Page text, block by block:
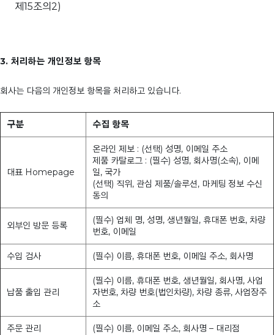
제15조의2)
3. 처리하는 개인정보 항목
회사는 다음의 개인정보 항목을 처리하고 있습니다.
구분 수집 항목
대표 Homepage
온라인 제보 : (선택) 성명, 이메일 주소
제품 카탈로그 : (필수) 성명, 회사명(소속), 이메
일, 국가
(선택) 직위, 관심 제품/솔루션, 마케팅 정보 수신
동의
외부인 방문 등록
(필수) 업체 명, 성명, 생년월일, 휴대폰 번호, 차량
번호, 이메일
수입 검사 (필수) 이름, 휴대폰 번호, 이메일 주소, 회사명
납품 출입 관리
(필수) 이름, 휴대폰 번호, 생년월일, 회사명, 사업
자번호, 차량 번호(법인차량), 차량 종류, 사업장주
소
주문 관리 (필수) 이름, 이메일 주소, 회사명 – 대리점